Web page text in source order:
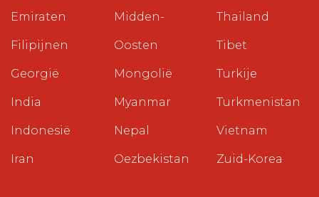
Emiraten
Filipijnen
Georgië
India
Indonesië
Iran
Midden-
Oosten
Mongolië
Myanmar
Nepal
Oezbekistan
Thailand
Tibet
Turkije
Turkmenistan
Vietnam
Zuid-Korea